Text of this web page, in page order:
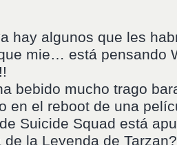
hay algunos que les
mie… está pensando
bebido mucho trago
en el reboot de una
Suicide Squad está
de la Leyenda de